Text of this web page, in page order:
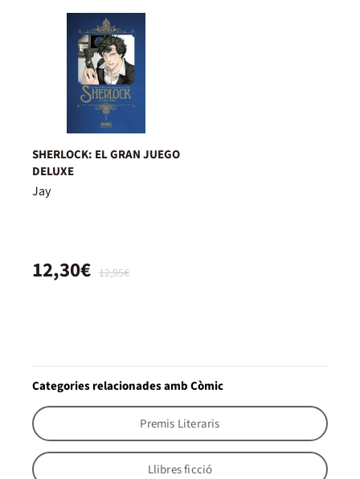
SHERLOCK: EL GRAN JUEGO
DELUXE
Jay
12,95€
12,30€
Categories relacionades amb Còmic
Premis Literaris
Llibres ficció